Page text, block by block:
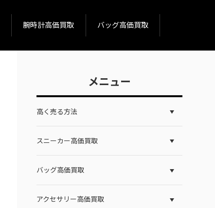
腕時計高価買取 バッグ高価買取
メニュー
高く売る方法
スニーカー高価買取
バッグ高価買取
アクセサリー高価買取